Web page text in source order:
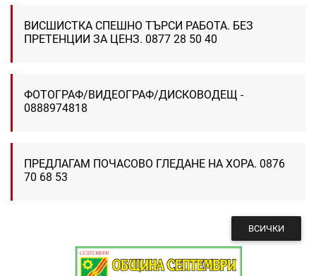
ВИСШИСТКА СПЕШНО ТЪРСИ РАБОТА. БЕЗ
ПРЕТЕНЦИИ ЗА ЦЕНЗ. 0877 28 50 40
ФОТОГРАФ/ВИДЕОГРАФ/ДИСКОВОДЕЩ -
0888974818
ПРЕДЛАГАМ ПОЧАСОВО ГЛЕДАНЕ НА ХОРА. 0876
70 68 53
ВСИЧКИ